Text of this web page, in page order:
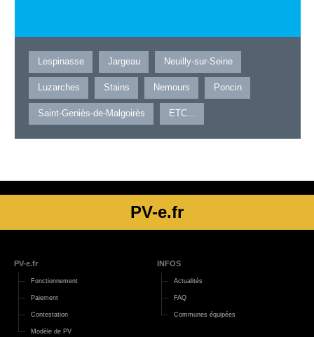
Lespinasse Jargeau Neuilly-sur-Seine
Luzarches Stains Nemours Poncin
Saint-Geniès-de-Malgoirès ETC...
PV-e.fr
PV-e.fr
Fonctionnement
Paiement
Contestation
Modèle de PV
INFOS
Actualités
FAQ
Communes équipées